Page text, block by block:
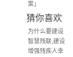
案」
猜你喜欢
为什么要建设
智慧残联,建设
增强残疾人幸